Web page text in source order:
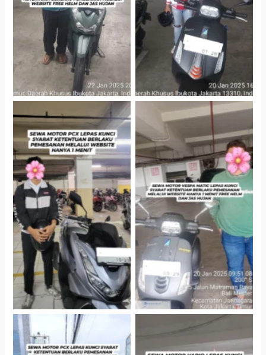
Hotel Kartika Chandra,
Jakarta Selatan
Cityplaza Jatinegara
Gedung Parkir P6A